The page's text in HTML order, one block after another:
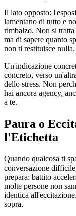
Il lato opposto:
lamentano di tutto e
rimbalzo. Non si
ma di sapere quanto
non ti restituisce nulla.
Un'indicazione
concreto, verso
dello stress. Non
hai ancora agency,
a te.
Paura o
l'Etichetta
Quando qualcosa ti
conversazione
prepara: battito
molte persone non
identica
sopra.